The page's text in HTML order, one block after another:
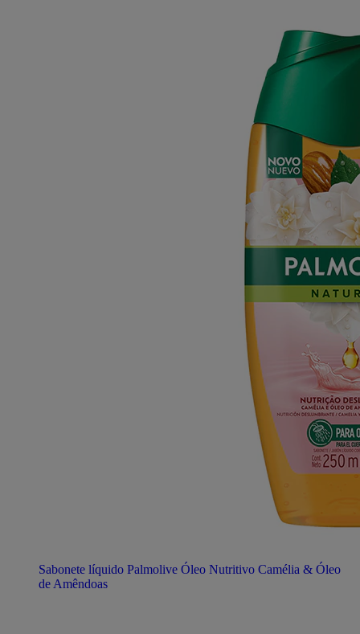
Sabonete líquido Palmolive Óleo Nutritivo Camélia & Óleo
de Amêndoas